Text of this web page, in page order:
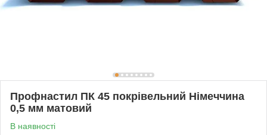
Профнастил ПК 45 покрівельний Німеччина
0,5 мм матовий
В наявності